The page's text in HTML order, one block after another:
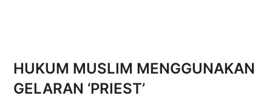
HUKUM MUSLIM MENGGUNAKAN
GELARAN ‘PRIEST’